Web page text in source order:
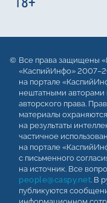
Все права защищены
«КаспийИнфо»
на портале
нештатными авторами
авторского права.
материалы
на результаты
частичное
на портале
с письменного
на источник. Все
people@caspy.net. В
публикуются